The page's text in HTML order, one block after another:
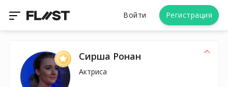
Войти Регистрация
Сирша Ронан
Актриса